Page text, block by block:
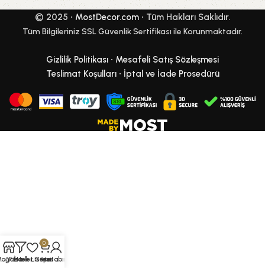
© 2025 • MostDecor.com • Tüm Hakları Saklıdır.
Tüm Bilgileriniz SSL Güvenlik Sertifikası ile Korunmaktadır.
Gizlilik Politikası • Mesafeli Satış Sözleşmesi
Teslimat Koşulları• İptal ve İade Prosedürü
Filtreler
İstek Listesi
0
Sepet
Hesabım